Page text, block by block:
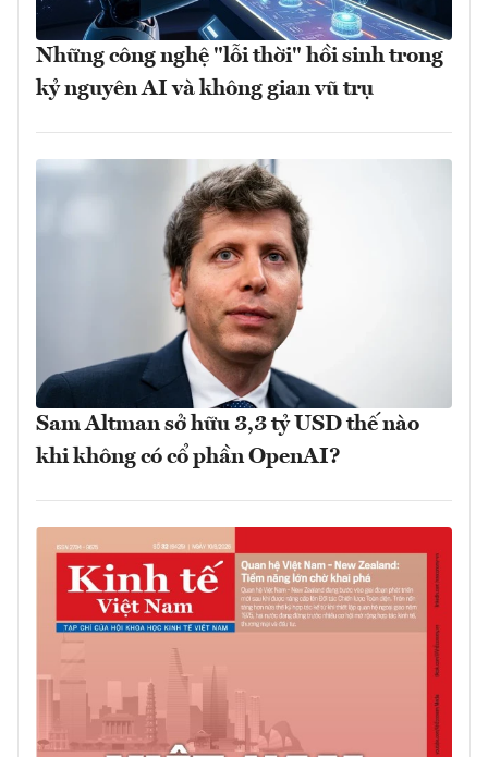
Những công nghệ "lỗi thời" hồi sinh trong
kỷ nguyên AI và không gian vũ trụ
Sam Altman sở hữu 3,3 tỷ USD thế nào
khi không có cổ phần OpenAI?